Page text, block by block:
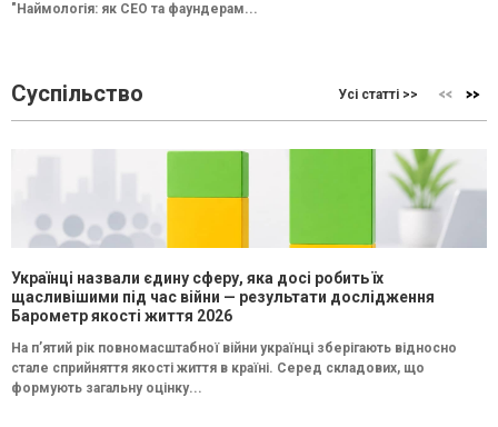
"Наймологія: як СEO та фаундерам...
Суспільство Усі статті >>
Українці назвали єдину сферу, яка досі робить їх
щасливішими під час війни — результати дослідження
Барометр якості життя 2026
На п’ятий рік повномасштабної війни українці зберігають відносно
стале сприйняття якості життя в країні. Серед складових, що
формують загальну оцінку...